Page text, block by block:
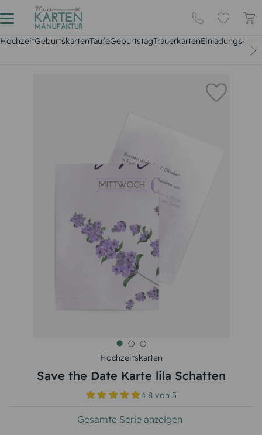
HochzeitGeburtskartenTaufeGeburtstagTrauerkarten
Hochzeitskarten
Save the Date Karte lila Schatten
4.8 von5
Gesamte Serie anzeigen